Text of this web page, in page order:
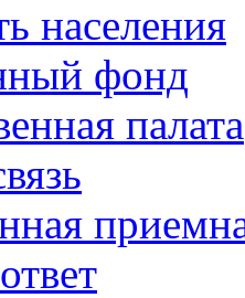
населения
фонд
палата